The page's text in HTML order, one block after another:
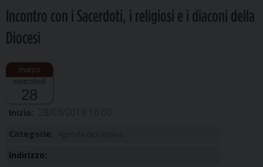
Incontro con i Sacerdoti, i religiosi e i diaconi della
Diocesi
mercoledì
28
Inizio: 28/03/2018 16:00
Categorie:
Indirizzo: